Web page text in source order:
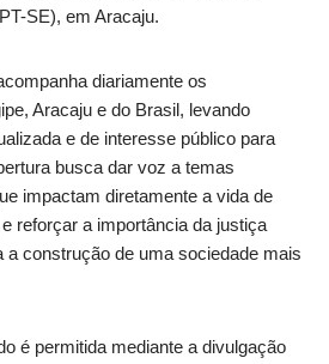
SE), em Aracaju.
diariamente os
Aracaju e do Brasil, levando
e de interesse público para
busca dar voz a temas
impactam diretamente a vida de
reforçar a importância da justiça
a construção de uma sociedade mais
é permitida mediante a divulgação